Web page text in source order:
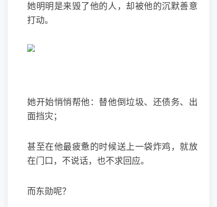
她明明是来毁了他的人，却被他的沉默善意
打动。
她开始悄悄帮他：替他倒垃圾、还债务、出
面挡灾；
甚至在他最疲惫的时候送上一袋炸鸡，就放
在门口，不说话，也不求回应。
而东勋呢？